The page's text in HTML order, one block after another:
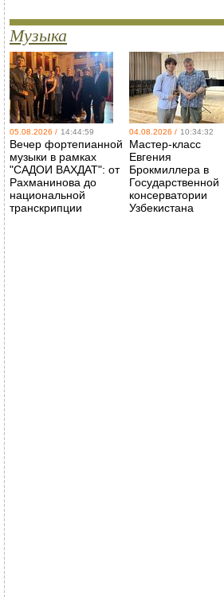
Музыка
05.08.2026 / 14:44:59
Вечер фортепианной
музыки в рамках
"САДОИ ВАХДАТ": от
Рахманинова до
национальной
транскрипции
04.08.2026 / 10:34:32
Мастер-класс
Евгения
Брокмиллера в
Государственной
консерватории
Узбекистана